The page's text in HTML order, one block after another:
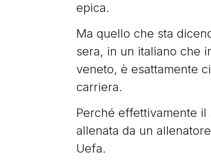
epica.
Ma quello che sta
sera, in un italiano che
veneto, è esattamente
carriera.
Perché effettivamente il
allenata da un
Uefa.